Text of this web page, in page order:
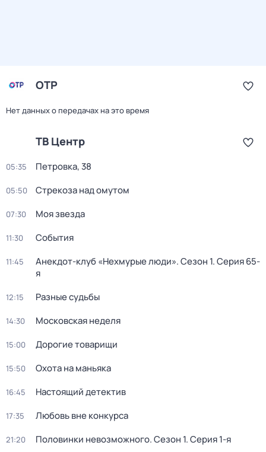
ОТР
Нет данных о передачах на это время
ТВ Центр
05:35 Петровка, 38
05:50 Стрекоза над омутом
07:30 Моя звезда
11:30 События
11:45 Анекдот-клуб «Нехмурые люди». Сезон 1. Серия 65-
я
12:15 Разные судьбы
14:30 Московская неделя
15:00 Дорогие товарищи
15:50 Охота на маньяка
16:45 Настоящий детектив
17:35 Любовь вне конкурса
21:20 Половинки невозможного. Сезон 1. Серия 1-я